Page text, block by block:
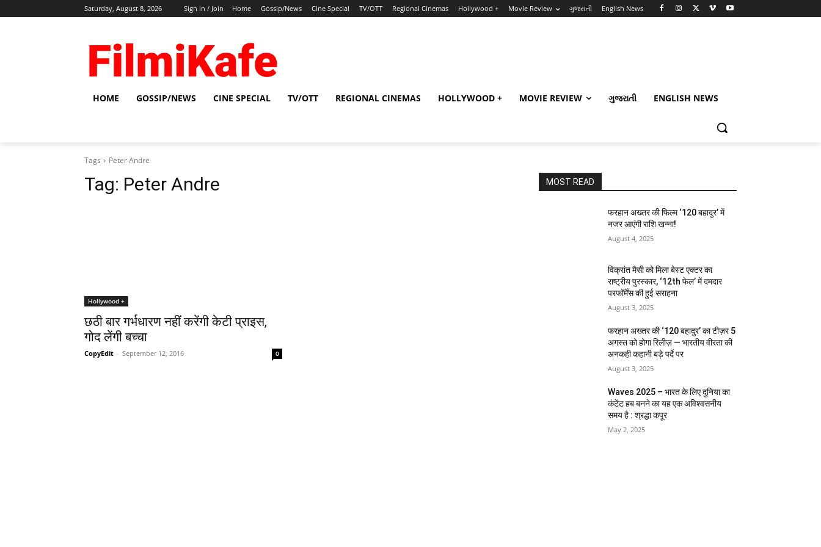
Saturday, August 8, 2026 Sign in / Join Home Gossip/News Cine Special TV/OTT Regional Cinemas Hollywood + Movie Review ગુજરાતી English News
HOME GOSSIP/NEWS CINE SPECIAL TV/OTT REGIONAL CINEMAS HOLLYWOOD + MOVIE REVIEW ગુજરાતી ENGLISH NEWS
Tags Peter Andre
Tag: Peter Andre
Hollywood +
छठी बार गर्भधारण नहीं करेंगी केटी प्राइस,
गोद लेंगी बच्‍चा
CopyEdit - September 12, 2016 0
MOST READ
फरहान अख्तर की फिल्म ‘120 बहादुर’ में
नजर आएंगी राशि खन्ना!
August 4, 2025
विक्रांत मैसी को मिला बेस्ट एक्टर का
राष्ट्रीय पुरस्कार, ‘12th फेल’ में दमदार
परफॉर्मेंस की हुई सराहना
August 3, 2025
फरहान अख्तर की ‘120 बहादुर’ का टीज़र 5
अगस्त को होगा रिलीज़ — भारतीय वीरता की
अनकही कहानी बड़े पर्दे पर
August 3, 2025
Waves 2025 – भारत के लिए दुनिया का
कंटेंट हब बनने का यह एक अविश्वसनीय
समय है : श्रद्धा कपूर
May 2, 2025